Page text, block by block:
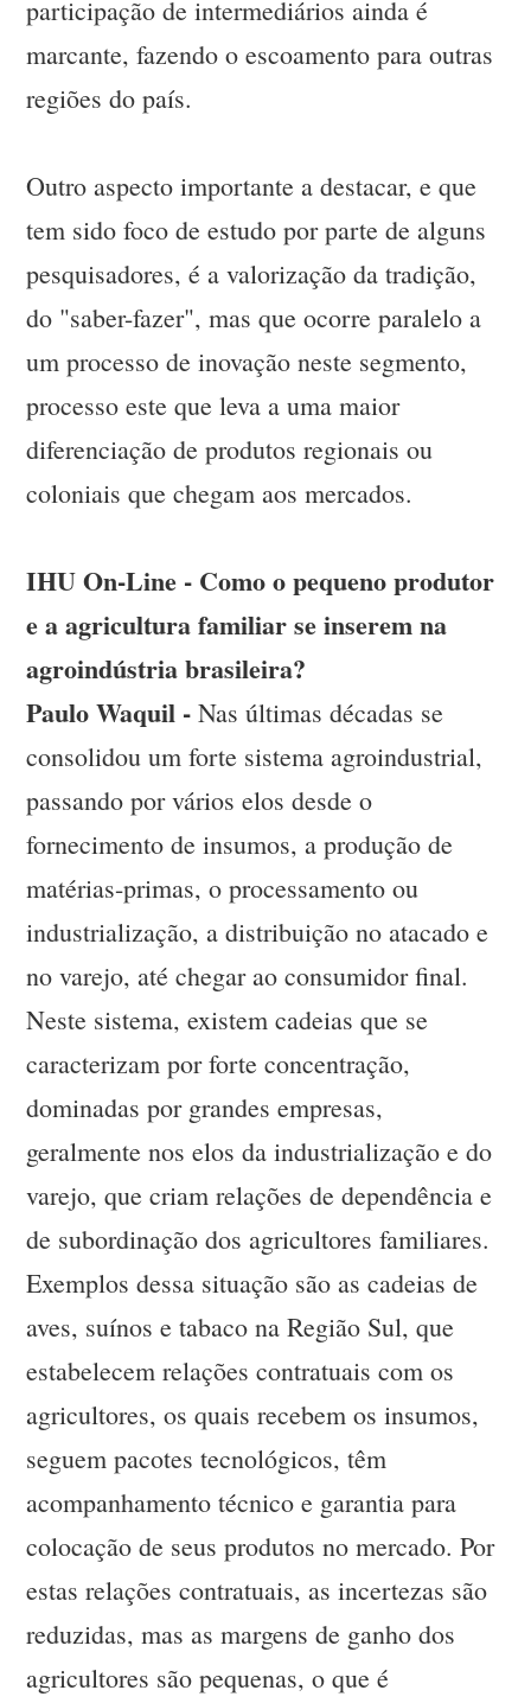
participação de intermediários ainda é
marcante, fazendo o escoamento para outras
regiões do país.
Outro aspecto importante a destacar, e que
tem sido foco de estudo por parte de alguns
pesquisadores, é a valorização da tradição,
do "saber-fazer", mas que ocorre paralelo a
um processo de inovação neste segmento,
processo este que leva a uma maior
diferenciação de produtos regionais ou
coloniais que chegam aos mercados.
IHU On-Line - Como o pequeno produtor
e a agricultura familiar se inserem na
agroindústria brasileira?
Paulo Waquil - Nas últimas décadas se
consolidou um forte sistema agroindustrial,
passando por vários elos desde o
fornecimento de insumos, a produção de
matérias-primas, o processamento ou
industrialização, a distribuição no atacado e
no varejo, até chegar ao consumidor final.
Neste sistema, existem cadeias que se
caracterizam por forte concentração,
dominadas por grandes empresas,
geralmente nos elos da industrialização e do
varejo, que criam relações de dependência e
de subordinação dos agricultores familiares.
Exemplos dessa situação são as cadeias de
aves, suínos e tabaco na Região Sul, que
estabelecem relações contratuais com os
agricultores, os quais recebem os insumos,
seguem pacotes tecnológicos, têm
acompanhamento técnico e garantia para
colocação de seus produtos no mercado. Por
estas relações contratuais, as incertezas são
reduzidas, mas as margens de ganho dos
agricultores são pequenas, o que é